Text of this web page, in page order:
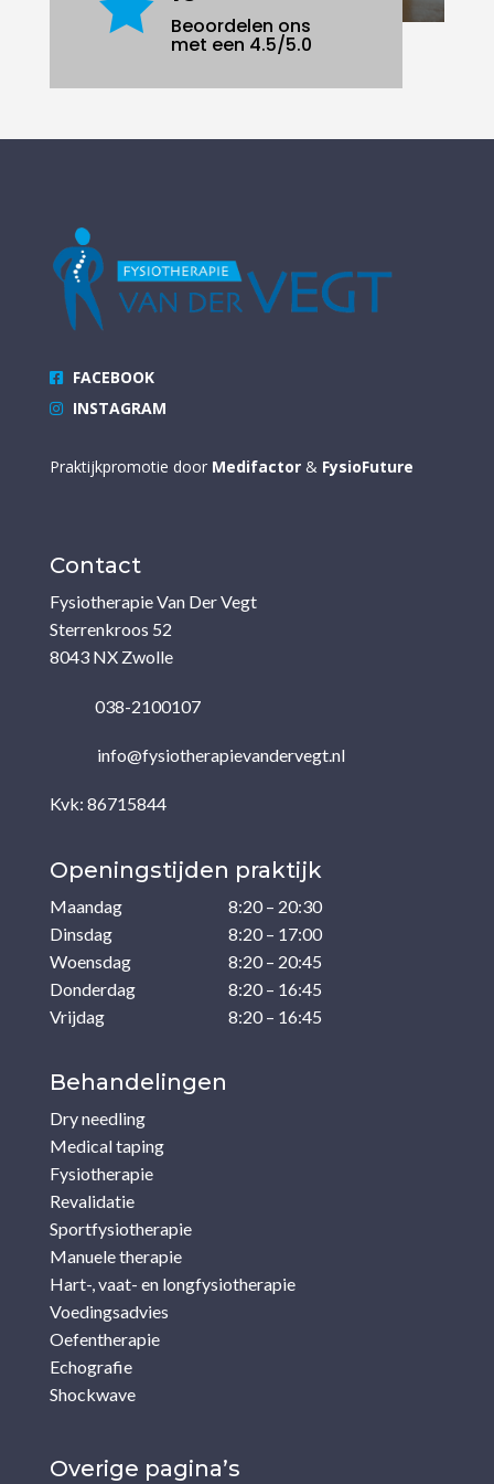
Beoordelen ons
met een 4.5/5.0
FACEBOOK
INSTAGRAM
Praktijkpromotie door Medifactor& FysioFuture
Contact
Fysiotherapie Van Der Vegt
Sterrenkroos 52
8043 NX Zwolle
038-2100107
info@fysiotherapievandervegt.nl
Kvk: 86715844
Openingstijden praktijk
Maandag
8:20 – 20:30
Dinsdag
8:20 – 17:00
Woensdag
8:20 – 20:45
Donderdag
8:20 – 16:45
Vrijdag
8:20 – 16:45
Behandelingen
Dry needling
Medical taping
Fysiotherapie
Revalidatie
Sportfysiotherapie
Manuele therapie
Hart-, vaat- en longfysiotherapie
Voedingsadvies
Oefentherapie
Echografie
Shockwave
Overige pagina’s